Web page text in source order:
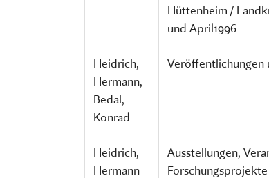
Hüttenheim /
und April1996
Heidrich,
Hermann,
Bedal,
Konrad
Veröffentlichungen
Heidrich,
Hermann
Ausstellungen,